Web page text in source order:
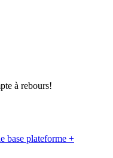
à rebours!
base plateforme +